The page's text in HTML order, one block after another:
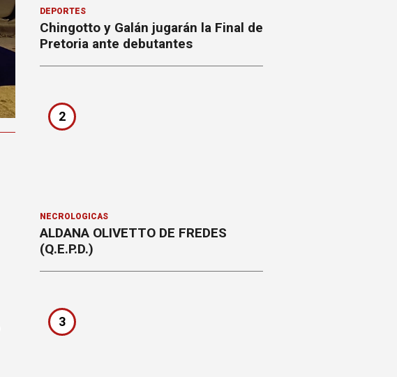
DEPORTES
Chingotto y Galán jugarán la Final de
Pretoria ante debutantes
2
NECROLÓGICAS
ALDANA OLIVETTO DE FREDES
(Q.E.P.D.)
3